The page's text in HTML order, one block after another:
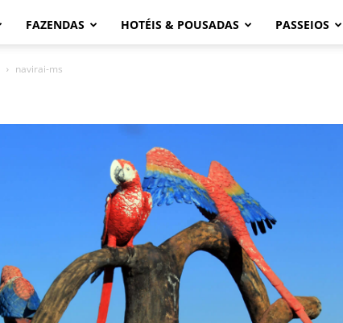
FAZENDAS HOTÉIS & POUSADAS PASSEIOS
navirai-ms